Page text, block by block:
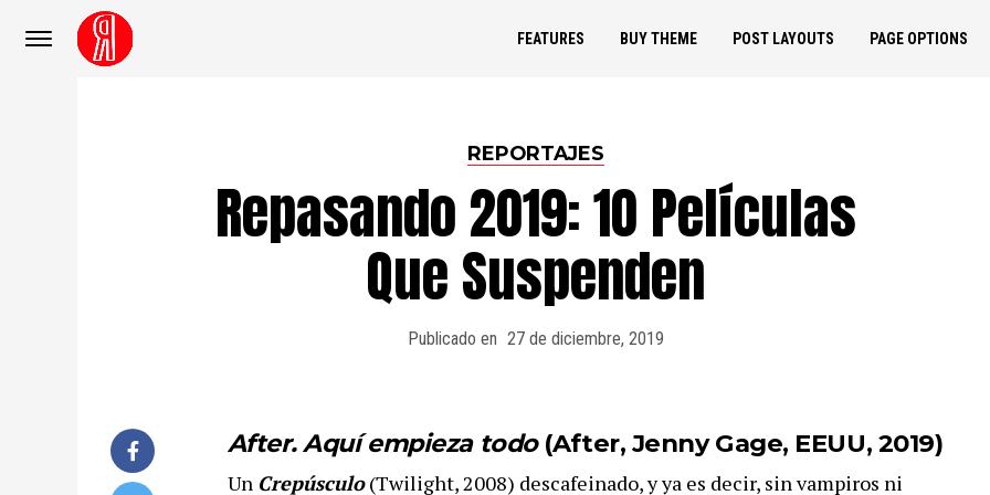
FEATURES BUY THEME POST LAYOUTS PAGE OPTIONS
REPORTAJES
Repasando 2019: 10 Películas
Que Suspenden
Publicado en 27 de diciembre, 2019
After. Aquí empieza todo(After, Jenny Gage, EEUU, 2019)
Un Crepúsculo(Twilight, 2008) descafeinado, y ya es decir, sin vampiros ni